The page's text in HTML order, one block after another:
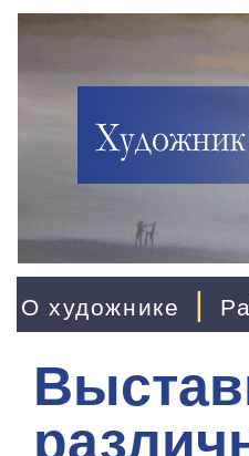
О художнике |